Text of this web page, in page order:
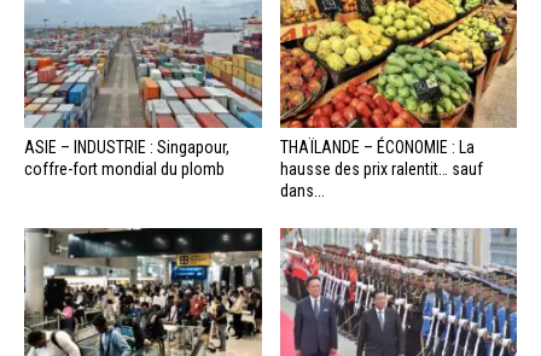
ASIE – INDUSTRIE : Singapour,
coffre-fort mondial du plomb
THAÏLANDE – ÉCONOMIE : La
hausse des prix ralentit… sauf
dans...